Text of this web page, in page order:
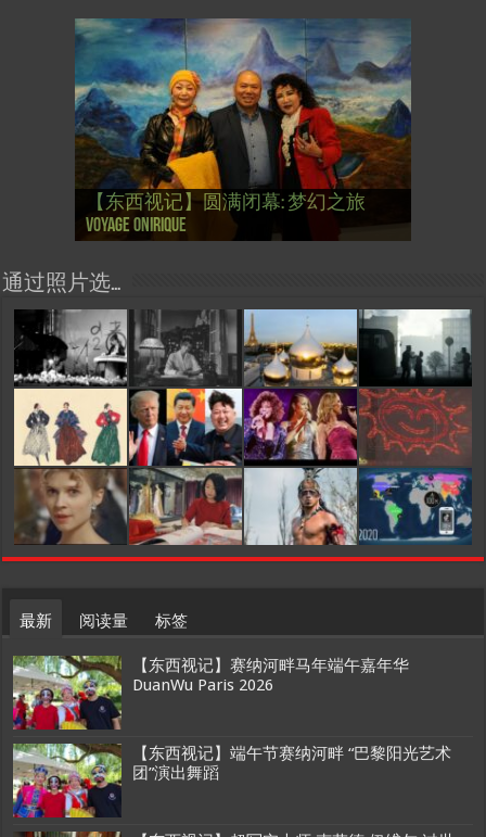
【东西视记】圆满闭幕: 梦幻之旅
Voyage onirique
【东西视记】开幕：唐恽鉎 Michel
Tong, 梦幻之旅 Voyage onirique
【东西视记】展讯：唐恽鉎 Michel
Tong, 梦幻之旅 Voyage onirique
【跨年晚会】祝各位 佳年快乐 Bonne
année 2023, Le feu d’artifice de Paris
【一画一故事】唐恽鉎 Michel Tong One
Painting One Story
【一画一故事】林象元 Lin XiangYuan One
Painting One Story
【国际参考】芭蕾舞: 天鹅湖 乌克兰
大剧院版 Le lac des cygnes – Opéra national
d’Ukraine
【国际参考】巴黎政府举行“新年晚
会” Soirée musicale à la mairie du 13e le 8
Février
【国际参考】巴黎“艺术之都”展将于2
月12日揭幕 Art Capital s’ouvre le 12 Février
【东西视记】法国电影: “中国人占领
巴黎”，一种法国幽默与“预言” Les
chinois à Paris de J.Yanne
【东西视记】时装秀：巴黎时装界
的“顽童”与“不屈者” John Galliano le
surdoué de la mode
【东西视记】法国“复兴会”式【艺术
桥展】 Expo. que “RENAISSANCE” aurait pu
organiser
通过照片选…
最新 阅读量 标签
【东西视记】赛纳河畔马年端午嘉年华
DuanWu Paris 2026
【东西视记】端午节赛纳河畔 “巴黎阳光艺术
团”演出舞蹈